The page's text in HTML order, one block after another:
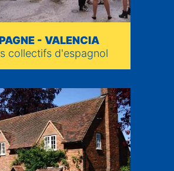
- VALENCIA
collectifs d'espagnol